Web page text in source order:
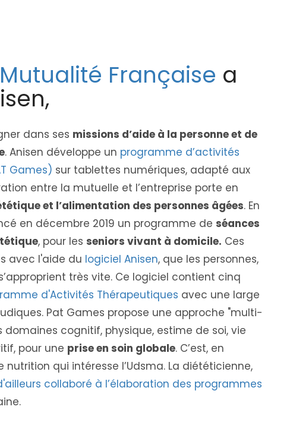
Française a
dans ses missions d’aide à la personne et de
. Anisen développe un programme d’activités
Games) sur tablettes numériques, adapté aux
entre la mutuelle et l’entreprise porte en
et l’alimentation des personnes âgées. En
en décembre 2019 un programme de séances
, pour les seniors vivant à domicile. Ces
avec l'aide du logiciel Anisen, que les personnes,
très vite. Ce logiciel contient cinq
d'Activités Thérapeutiques avec une large
Pat Games propose une approche "multi-
domaines cognitif, physique, estime de soi, vie
pour une prise en soin globale. C’est, en
qui intéresse l’Udsma. La diététicienne,
collaboré à l’élaboration des programmes